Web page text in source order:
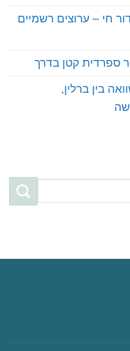
חי – ערוצים רשמיים
ספרדית קטן בדרך
ב־2026: השוואה בין ברלין,